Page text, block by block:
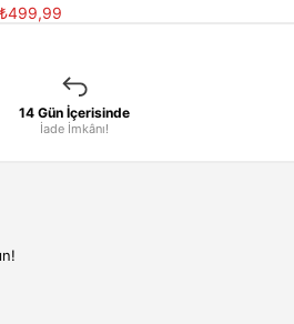
₺499,99
14 Gün İçerisinde
İade İmkânı!